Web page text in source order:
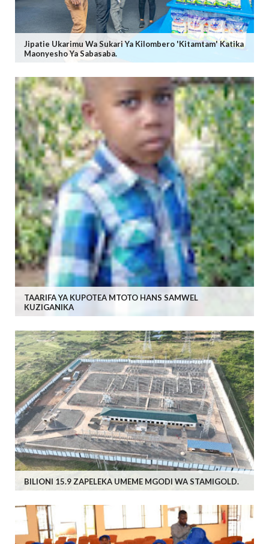
Jipatie Ukarimu Wa Sukari Ya Kilombero 'Kitamtam' Katika
Maonyesho Ya Sabasaba.
TAARIFA YA KUPOTEA MTOTO HANS SAMWEL
KUZIGANIKA
BILIONI 15.9 ZAPELEKA UMEME MGODI WA STAMIGOLD.